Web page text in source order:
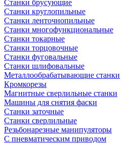
Станки брусующие
Станки круглопильные
Станки ленточнопильные
Станки многофункциональные
Станки токарные
Станки торцовочные
Станки фуговальные
Станки шлифовальные
Металлообрабатывающие станки
Кромкорезы
Магнитные сверлильные станки
Машины для снятия фаски
Станки заточные
Станки сверлильные
Резьбонарезные манипуляторы
С пневматическим приводом